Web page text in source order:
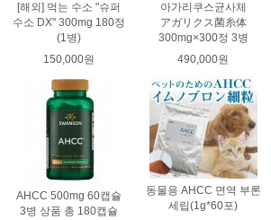
[해외] 먹는 수소 "슈퍼
수소 DX" 300mg 180정
(1병)
150,000원
아가리쿠스균사체
アガリクス菌糸体
300mg×300정 3병
490,000원
AHCC 500mg 60캡슐
3병 상품 총 180캡슐
동물용 AHCC 면역 부론
세립(1g*60포)